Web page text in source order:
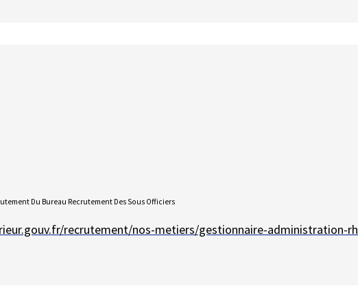
Du Bureau Recrutement Des Sous Officiers
recrutement/nos-metiers/gestionnaire-administration-rh